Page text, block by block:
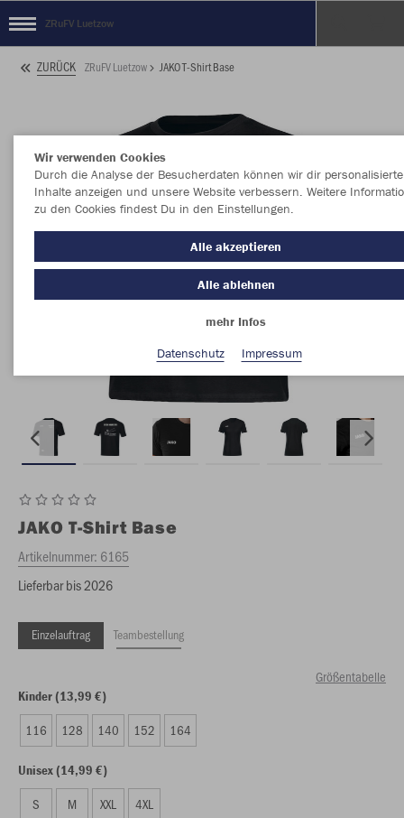
ZRuFV Luetzow
ZURÜCK ZRuFV Luetzow JAKO T-Shirt Base
JAKO T-Shirt Base
Artikelnummer: 6165
Lieferbar bis 2026
Einzelauftrag Teambestellung
Größentabelle
Kinder (13,99 €)
116 128 140 152 164
Unisex (14,99 €)
S M XXL 4XL
Wir verwenden Cookies
Durch die Analyse der Besucherdaten können wir dir personalisierte
Inhalte anzeigen und unsere Website verbessern. Weitere
zu den Cookies findest Du in den Einstellungen.
Alle akzeptieren
Alle ablehnen
mehr Infos
Datenschutz
Impressum